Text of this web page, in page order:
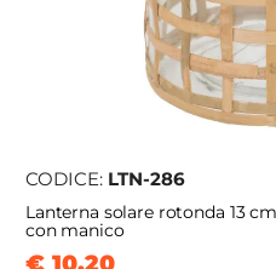
CODICE: LTN-286
Lanterna solare rotonda 13
con manico